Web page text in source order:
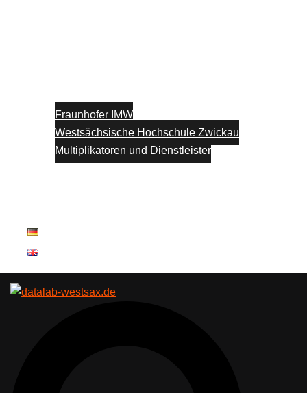
Fraunhofer IMW
Westsächsische Hochschule Zwickau
Multiplikatoren und Dienstleister